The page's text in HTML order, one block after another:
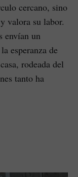
cercano, sino
valora su labor.
envían un
esperanza de
rodeada del
tanto ha